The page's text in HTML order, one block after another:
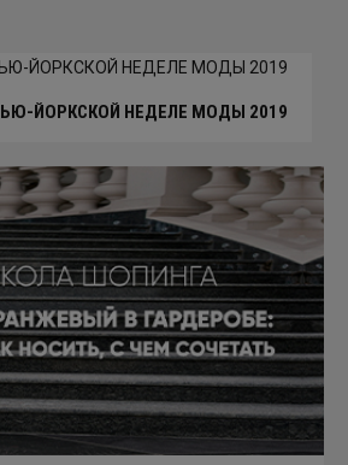
ЙОРКСКОЙ НЕДЕЛЕ МОДЫ 2019